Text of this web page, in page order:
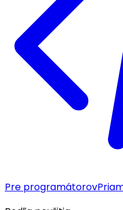
Pre programátorov